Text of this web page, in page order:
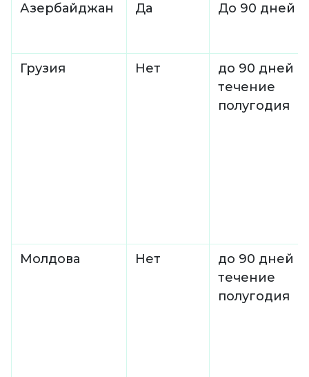
Азербайджан Да До 90 дней
Грузия Нет
до 90 дней в
течение
полугодия
Молдова Нет
до 90 дней в
течение
полугодия